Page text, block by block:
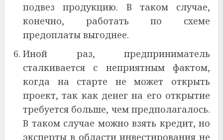
подвез продукцию. В таком случае,
конечно, работать по схеме
предоплаты выгоднее.
Иной раз, предприниматель
сталкивается с неприятным фактом,
когда на старте не может открыть
проект, так как денег на его открытие
требуется больше, чем предполагалось.
В таком случае можно взять кредит, но
эксперты в области инвестирования не